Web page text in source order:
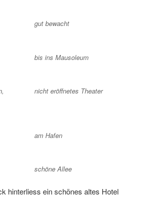
gut bewacht
bis ins Mausoleum
nicht eröffnetes Theater
am Hafen
schöne Allee
hinterliess ein schönes altes Hotel